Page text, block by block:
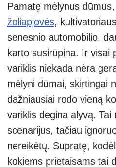
at
s
A
p
p
p
e
e
gr
a
m
er ss
e
n
g
er
Pamatę mėlynus
žoliapjovės,
senesnio automobilio,
karto susirūpina. Ir visai
variklis niekada nėra
mėlyni dūmai, skirtingai
dažniausiai rodo vieną
variklis degina alyvą. Tai
scenarijus, tačiau
nereikėtų. Supratę,
kokiems prietaisams tai